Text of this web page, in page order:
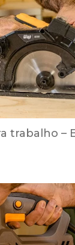
trabalho –